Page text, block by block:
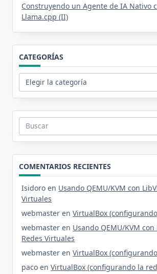
Construyendo un Agente de IA Nativo
Llama.cpp (II)
CATEGORÍAS
Categorías
Buscar:
COMENTARIOS RECIENTES
Isidoro en Usando QEMU/KVM con
Virtuales
webmaster enVirtualBox
webmaster en Usando QEMU/KVM
Redes Virtuales
webmaster enVirtualBox
paco enVirtualBox (configurando la